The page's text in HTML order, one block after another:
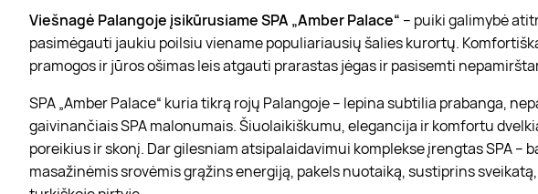
Viešnagė Palangoje įsikūrusiame SPA „Amber Palace“ – puiki galimybė
pasimėgauti jaukiu poilsiu viename populiariausių šalies kurortų.
pramogos ir jūros ošimas leis atgauti prarastas jėgas ir pasisemti
SPA „Amber Palace“ kuria tikrą rojų Palangoje – lepina subtilia prabanga,
gaivinančiais SPA malonumais. Šiuolaikiškumu, elegancija ir komfortu
poreikius ir skonį. Dar gilesniam atsipalaidavimui komplekse įrengtas SPA –
masažinėmis srovėmis grąžins energiją, pakels nuotaiką, sustiprins